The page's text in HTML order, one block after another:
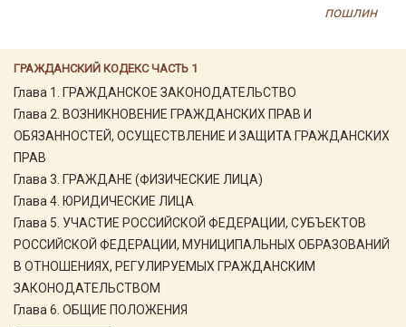
ГРАЖДАНСКИЙ КОДЕКС ЧАСТЬ 1
Глава 1. ГРАЖДАНСКОЕ ЗАКОНОДАТЕЛЬСТВО
Глава 2. ВОЗНИКНОВЕНИЕ ГРАЖДАНСКИХ ПРАВ И
ОБЯЗАННОСТЕЙ, ОСУЩЕСТВЛЕНИЕ И ЗАЩИТА ГРАЖДАНСКИХ
ПРАВ
Глава 3. ГРАЖДАНЕ (ФИЗИЧЕСКИЕ ЛИЦА)
Глава 4. ЮРИДИЧЕСКИЕ ЛИЦА
Глава 5. УЧАСТИЕ РОССИЙСКОЙ ФЕДЕРАЦИИ, СУБЪЕКТОВ
РОССИЙСКОЙ ФЕДЕРАЦИИ, МУНИЦИПАЛЬНЫХ ОБРАЗОВАНИЙ
В ОТНОШЕНИЯХ, РЕГУЛИРУЕМЫХ ГРАЖДАНСКИМ
ЗАКОНОДАТЕЛЬСТВОМ
Глава 6. ОБЩИЕ ПОЛОЖЕНИЯ
пошлин